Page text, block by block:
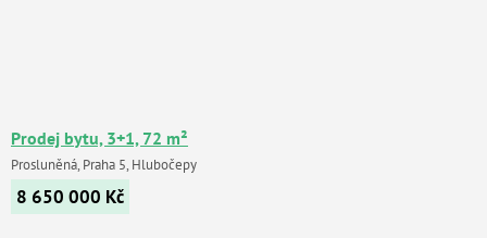
Prodej bytu, 3+1, 72 m²
Prosluněná, Praha 5, Hlubočepy
8 650 000 Kč